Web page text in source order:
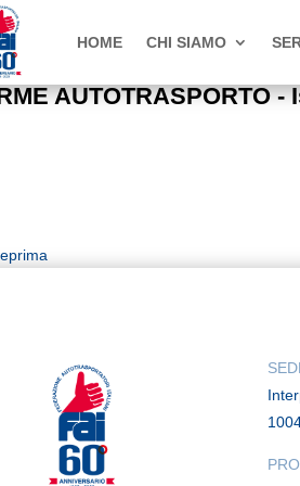
HOME CHI SIAMO